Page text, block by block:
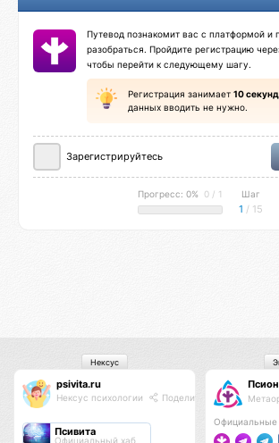
Путевод познакомит вас с платформой и
разобраться. Пройдите регистрацию
чтобы перейти к следующему шагу.
Регистрация занимает 10 секунд
данных вводить не нужно.
Зарегистрируйтесь
Прогресс: 0% 0 / 1 Шаг
1 / 15
psivita.ru
Нексус психологии Поделиться
Псивита
Официальный хаб
Нексус
Официальные